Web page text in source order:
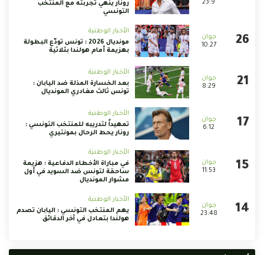
23:9
رونار ينهي تجربته مع المنتخب
التونسي
10:27
الأخبار الوطنية
مونديال 2026 : تونس تودّع البطولة
بهزيمة أمام هولندا بثلاثية
8:29
الأخبار الوطنية
بعد الخسارة المذلة ضد اليابان :
تونس ثالث مغادري المونديال
6:12
الأخبار الوطنية
تمهيداً لتدريبه للمنتخب التونسي :
رونار يحط الرحال بمونتيري
11:53
الأخبار الوطنية
في مباراة الأخطاء الدفاعية : هزيمة
ساحقة لتونس ضد السويد في أول
مشوار المونديال
23:48
الأخبار الوطنية
يهم المنتخب التونسي : اليابان تصدم
هولندا بتعادل في آخر الدقائق